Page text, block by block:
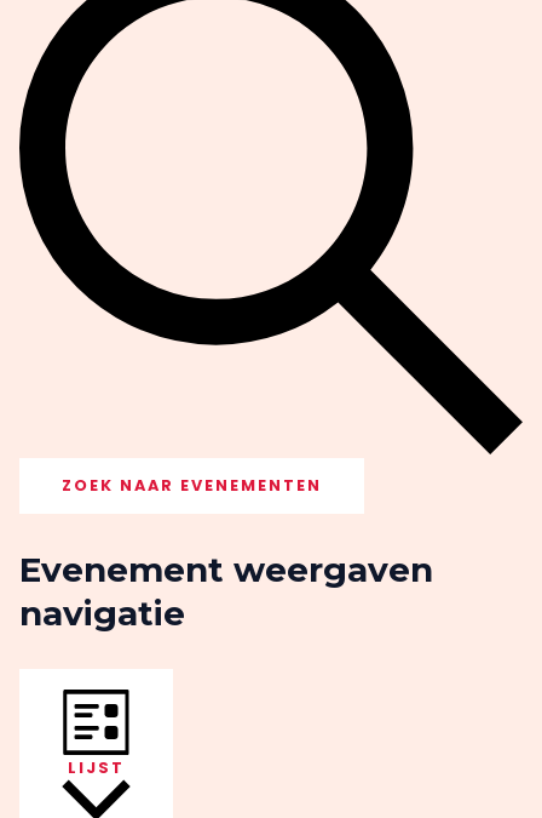
ZOEK NAAR EVENEMENTEN
Evenement weergaven
navigatie
LIJST